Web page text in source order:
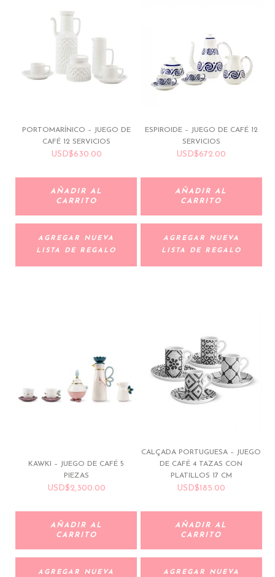
PORTOMARÍNICO – JUEGO DE
CAFÉ 12 SERVICIOS
USD$630.00
AÑADIR AL
CARRITO
AGREGAR NUEVA
LISTA DE REGALO
ESPIROIDE – JUEGO DE CAFÉ 12
SERVICIOS
USD$672.00
AÑADIR AL
CARRITO
AGREGAR NUEVA
LISTA DE REGALO
KAWKI – JUEGO DE CAFÉ 5
PIEZAS
USD$2,300.00
AÑADIR AL
CARRITO
AGREGAR NUEVA
CALÇADA PORTUGUESA – JUEGO
DE CAFÉ 4 TAZAS CON
PLATILLOS 17 CM
USD$185.00
AÑADIR AL
CARRITO
AGREGAR NUEVA